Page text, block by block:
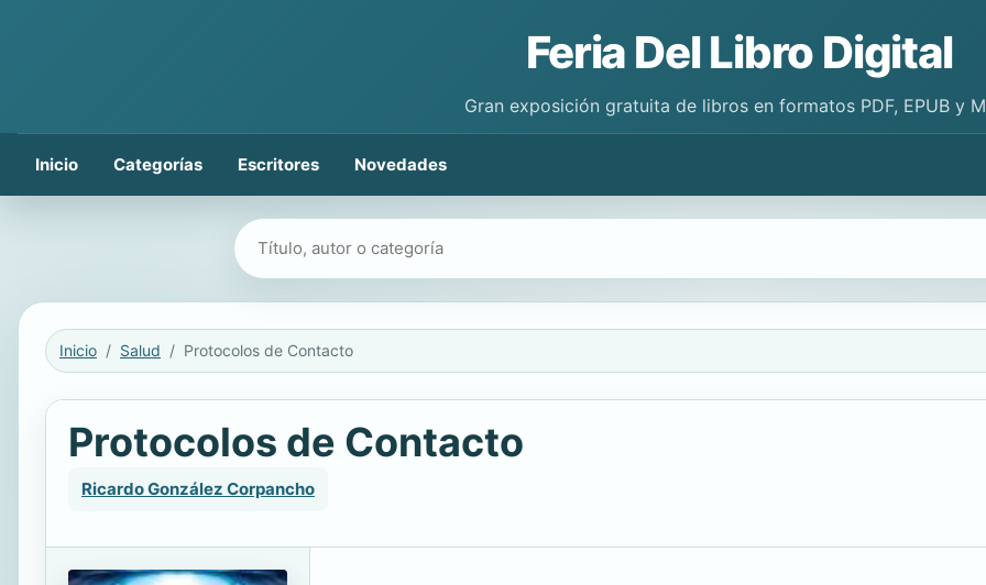
Feria Del Libro Digital
Gran exposición gratuita de libros en formatos PDF, EPUB y
Inicio Categorías Escritores Novedades
Buscar libros
Inicio Salud Protocolos de Contacto
Protocolos de Contacto
Ricardo González Corpancho